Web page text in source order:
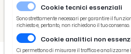
/ Picenotime
/ Eventi e
Ascoli Piceno, presentazione al pubblico di due dipinti di
Cookie tecnici essenziali
Sono strettamente necessari per garantire il
richiesto e, pertanto, non richiedono il tuo consenso.
Cookie analitici non
Ci permettono di misurare il traffico e analizzarne
Basket
Ciclismo